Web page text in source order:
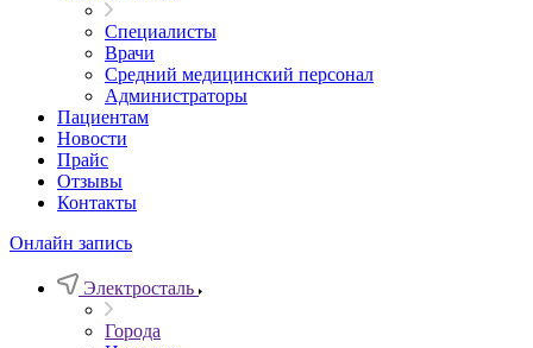
Специалисты
Врачи
Средний медицинский персонал
Администраторы
Пациентам
Новости
Прайс
Отзывы
Контакты
Онлайн запись
Электросталь
Города